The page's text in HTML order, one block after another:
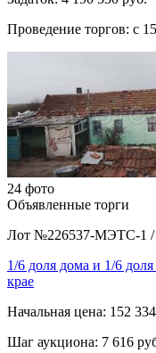
Проведение торгов: с
24 фото
Объявленные торги
Лот №226537-МЭТС-1 /
1/6 доля дома и 1/6
крае
Начальная цена: 152
Шаг аукциона: 7 616